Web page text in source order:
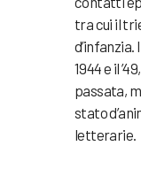
tra cui il
d’infanzia.
1944 e il
passata,
stato
letterarie.